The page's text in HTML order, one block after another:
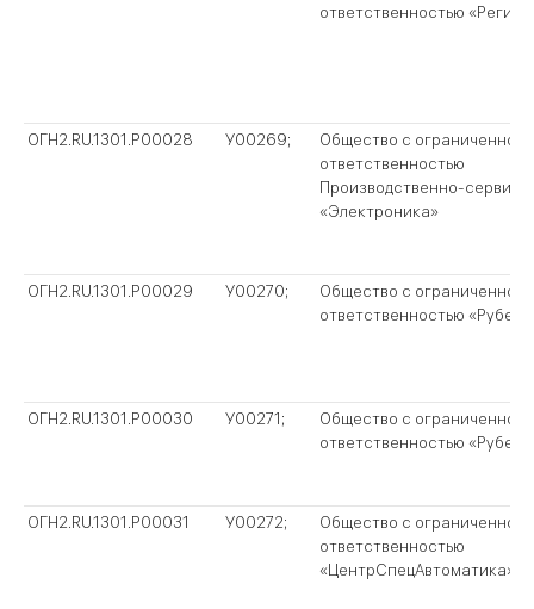
ответственностью
ОГН2.RU.1301.P00028 У00269;
Общество с ограниченной
ответственностью
Производственно-
«Электроника»
ОГН2.RU.1301.P00029 У00270;
Общество с ограниченной
ответственностью
ОГН2.RU.1301.P00030 У00271;
Общество с ограниченной
ответственностью
ОГН2.RU.1301.P00031 У00272;
Общество с ограниченной
ответственностью
«ЦентрСпецАвтоматика»